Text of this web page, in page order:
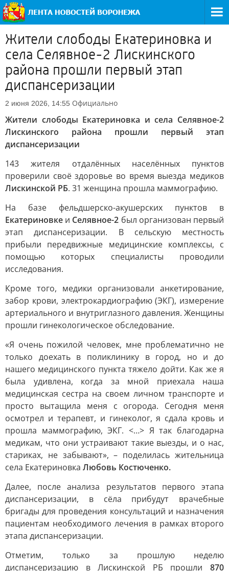
Жители слободы Екатериновка и
села Селявное-2 Лискинского
района прошли первый этап
диспансеризации
2 июня 2026, 14:55 Официально
Жители слободы Екатериновка и села Селявное-2
Лискинского района прошли первый этап
диспансеризации
143 жителя отдалённых населённых пунктов
проверили своё здоровье во время выезда медиков
Лискинской РБ. 31 женщина прошла маммографию.
На базе фельдшерско-акушерских пунктов в
Екатериновке и Селявное-2 был организован первый
этап диспансеризации. В сельскую местность
прибыли передвижные медицинские комплексы, с
помощью которых специалисты проводили
исследования.
Кроме того, медики организовали анкетирование,
забор крови, электрокардиографию (ЭКГ), измерение
артериального и внутриглазного давления. Женщины
прошли гинекологическое обследование.
«Я очень пожилой человек, мне проблематично не
только доехать в поликлинику в город, но и до
нашего медицинского пункта тяжело дойти. Как же я
была удивлена, когда за мной приехала наша
медицинская сестра на своем личном транспорте и
просто вытащила меня с огорода. Сегодня меня
осмотрел и терапевт, и гинеколог, я сдала кровь и
прошла маммографию, ЭКГ. <…> Я так благодарна
медикам, что они устраивают такие выезды, и о нас,
стариках, не забывают», – поделилась жительница
села Екатериновка Любовь Костюченко.
Далее, после анализа результатов первого этапа
диспансеризации, в сёла прибудут врачебные
бригады для проведения консультаций и назначения
пациентам необходимого лечения в рамках второго
этапа диспансеризации.
Отметим, только за прошлую неделю
диспансеризацию в Лискинской РБ прошли 870